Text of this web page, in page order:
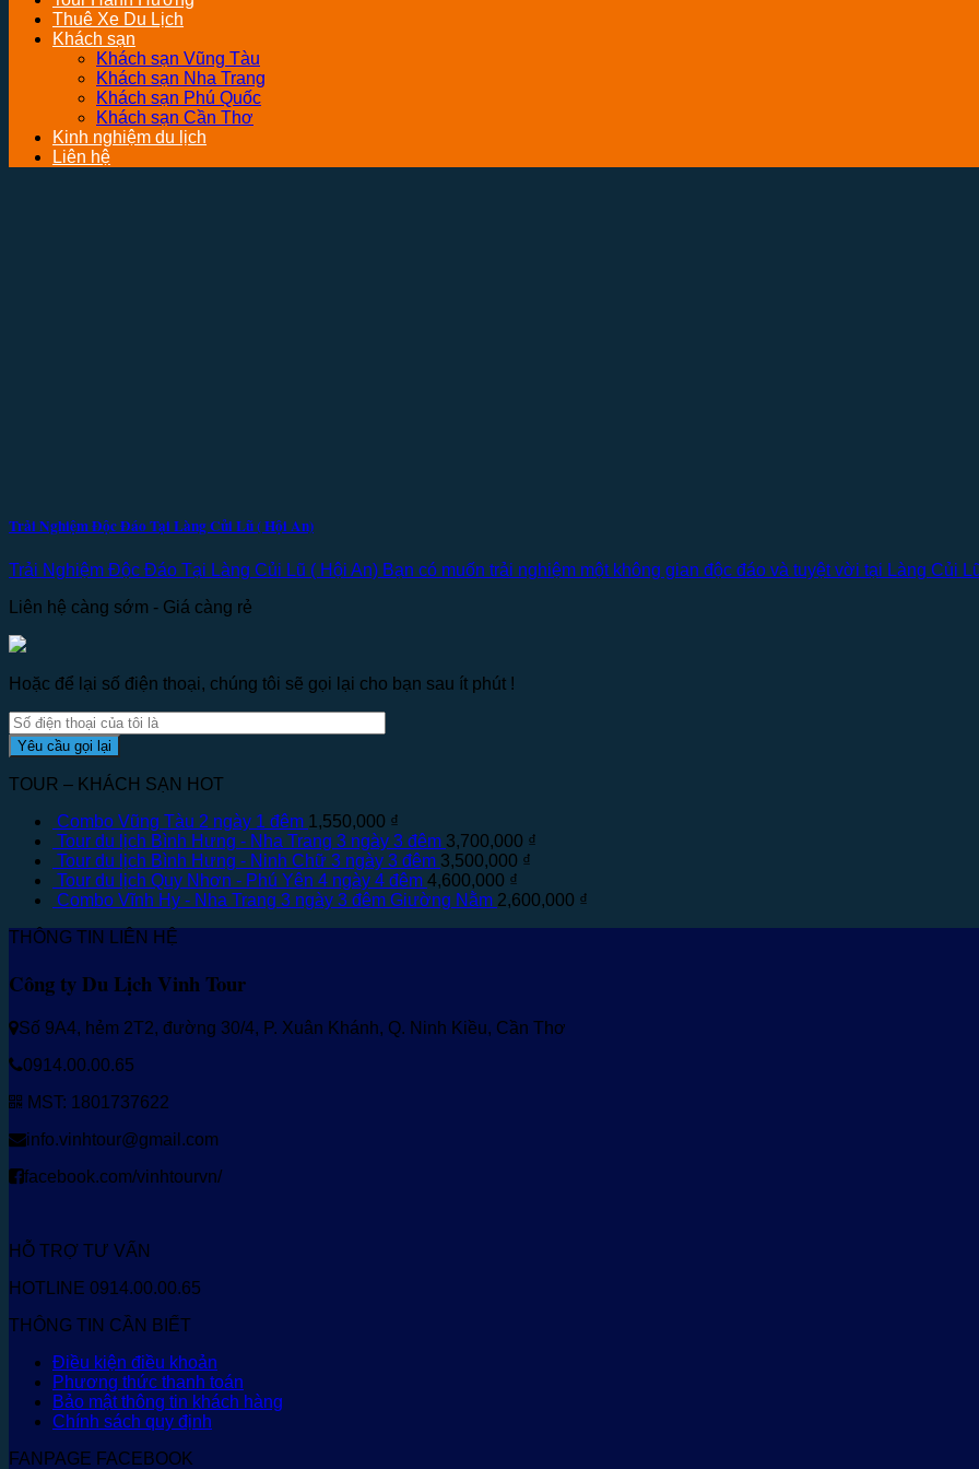
Thuê Xe Du Lịch
Khách sạn
Khách sạn Vũng Tàu
Khách sạn Nha Trang
Khách sạn Phú Quốc
Khách sạn Cần Thơ
Kinh nghiệm du lịch
Liên hệ
Trải Nghiệm Độc Đáo Tại Làng Củi Lũ ( Hội An)
Trải Nghiệm Độc Đáo Tại Làng Củi Lũ ( Hội An) Bạn có muốn trải nghiệm một không gian độc đáo và tuyệt vời tại Làng Củi
Liên hệ càng sớm - Giá càng rẻ
Hoặc để lại số điện thoại, chúng tôi sẽ gọi lại cho bạn sau ít phút !
TOUR – KHÁCH SẠN HOT
Combo Vũng Tàu 2 ngày 1 đêm 1,550,000 ₫
Tour du lịch Bình Hưng - Nha Trang 3 ngày 3 đêm 3,700,000 ₫
Tour du lịch Bình Hưng - Ninh Chữ 3 ngày 3 đêm 3,500,000 ₫
Tour du lịch Quy Nhơn - Phú Yên 4 ngày 4 đêm 4,600,000 ₫
Combo Vĩnh Hy - Nha Trang 3 ngày 3 đêm Giường Nằm 2,600,000 ₫
THÔNG TIN LIÊN HỆ
Công ty Du Lịch Vinh Tour
Số 9A4, hẻm 2T2, đường 30/4, P. Xuân Khánh, Q. Ninh Kiều, Cần Thơ
0914.00.00.65
MST: 1801737622
info.vinhtour@gmail.com
facebook.com/vinhtourvn/
HỖ TRỢ TƯ VẤN
HOTLINE 0914.00.00.65
THÔNG TIN CẦN BIẾT
Điều kiện điều khoản
Phương thức thanh toán
Bảo mật thông tin khách hàng
Chính sách quy định
FANPAGE FACEBOOK